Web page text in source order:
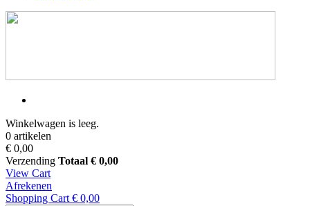
Winkelwagen is leeg.
0 artikelen
€ 0,00
Verzending Totaal € 0,00
View Cart
Afrekenen
Shopping Cart € 0,00